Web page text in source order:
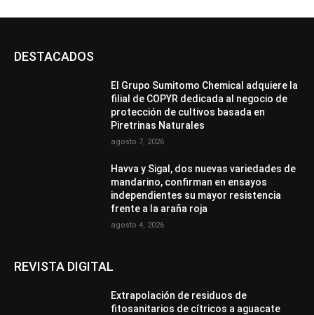
DESTACADOS
El Grupo Sumitomo Chemical adquiere la
filial de COPYR dedicada al negocio de
protección de cultivos basada en
Piretrinas Naturales
agosto 7, 2026
Havva y Sigal, dos nuevas variedades de
mandarino, confirman en ensayos
independientes su mayor resistencia
frente a la araña roja
agosto 4, 2026
REVISTA DIGITAL
Extrapolación de residuos de
fitosanitarios de cítricos a aguacate